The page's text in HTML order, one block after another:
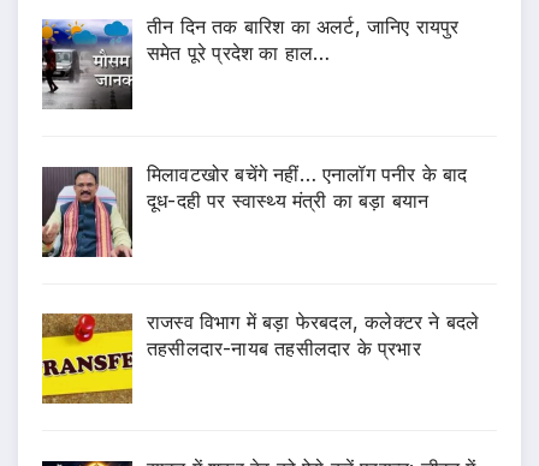
तीन दिन तक बारिश का अलर्ट, जानिए रायपुर
समेत पूरे प्रदेश का हाल…
मिलावटखोर बचेंगे नहीं… एनालॉग पनीर के बाद
दूध-दही पर स्वास्थ्य मंत्री का बड़ा बयान
राजस्व विभाग में बड़ा फेरबदल, कलेक्टर ने बदले
तहसीलदार-नायब तहसीलदार के प्रभार